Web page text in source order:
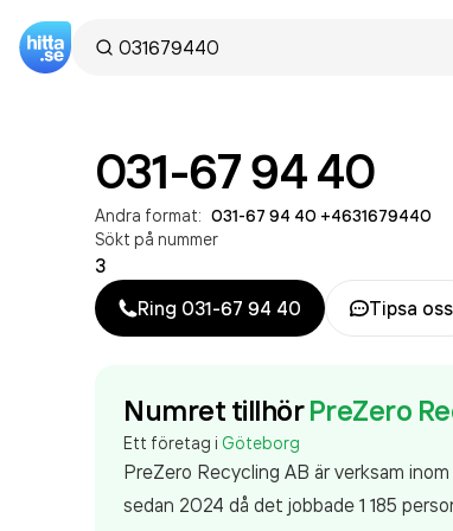
031-67 94 40
Andra format: 031-67 94 40 +4631679440
Sökt på nummer
3
Ring 031-67 94 40 Tipsa oss
Numret tillhör PreZero
Ett företag i Göteborg
PreZero Recycling AB är verksam inom
sedan 2024 då det jobbade 1 185